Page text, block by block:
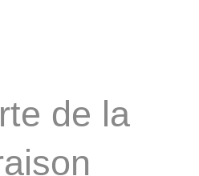
de la